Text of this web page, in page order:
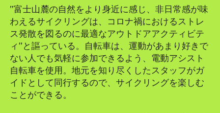
”富士山麓の自然をより身近に感じ、非日常感が味
わえるサイクリングは、コロナ禍におけるストレ
ス発散を図るのに最適なアウトドアアクティビテ
ィ”と謳っている。自転車は、運動があまり好きで
ない人でも気軽に参加できるよう、電動アシスト
自転車を使用。地元を知り尽くしたスタッフがガ
イドとして同行するので、サイクリングを楽しむ
ことができる。